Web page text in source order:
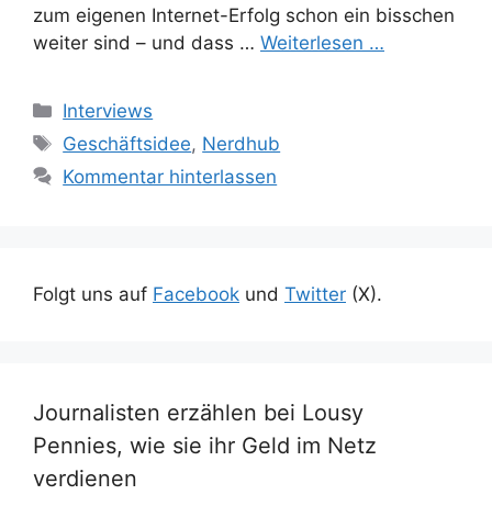
zum eigenen Internet-Erfolg schon ein bisschen
weiter sind – und dass … Weiterlesen …
Kategorien
Interviews
Schlagwörter
Geschäftsidee, Nerdhub
Kommentar hinterlassen
Folgt uns auf Facebook und Twitter (X).
Journalisten erzählen bei Lousy
Pennies, wie sie ihr Geld im Netz
verdienen